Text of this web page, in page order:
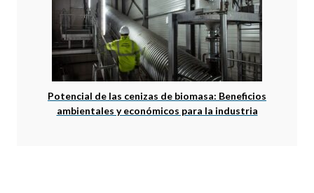
Potencial de las cenizas de biomasa: Beneficios
ambientales y económicos para la industria